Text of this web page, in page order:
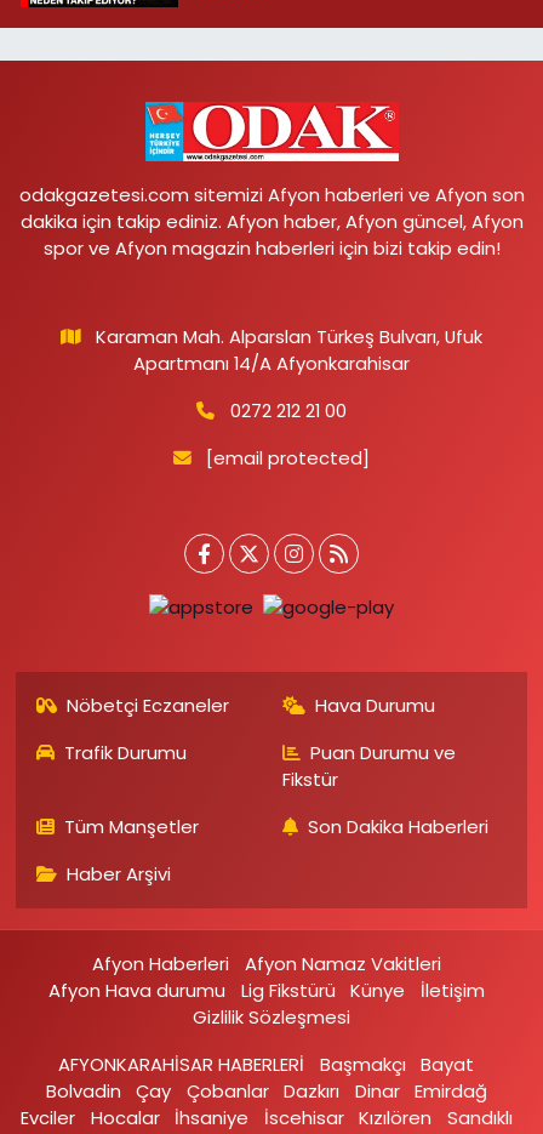
odakgazetesi.com sitemizi Afyon haberleri ve Afyon son
dakika için takip ediniz. Afyon haber, Afyon güncel, Afyon
spor ve Afyon magazin haberleri için bizi takip edin!
Karaman Mah. Alparslan Türkeş Bulvarı, Ufuk
Apartmanı 14/A Afyonkarahisar
0272 212 21 00
[email protected]
Nöbetçi Eczaneler
Hava Durumu
Trafik Durumu
Puan Durumu ve
Fikstür
Tüm Manşetler
Son Dakika Haberleri
Haber Arşivi
Afyon Haberleri
Afyon Namaz Vakitleri
Afyon Hava durumu
Lig Fikstürü Künye
İletişim
Gizlilik Sözleşmesi
AFYONKARAHİSAR HABERLERİ
Başmakçı
Bayat
Bolvadin
Çay Çobanlar Dazkırı Dinar Emirdağ‎
Evciler‎
Hocalar İhsaniye‎ İscehisar Kızılören‎
Sandıklı‎